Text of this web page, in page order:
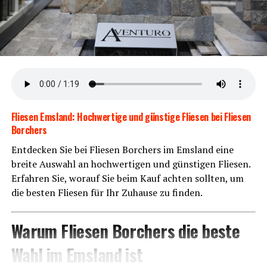
tet weni­ger War­tung und mehr Fahrspaß.
KOGA Evia
Opti­ma­ler Fahr­kom­fort mit KOGA
Evia aus dem Emsland
Flie­sen Ems­land: Hoch­wer­ti­ge und güns­ti­ge Flie­sen bei Flie­sen
Borchers
Ent­de­cken Sie bei Flie­sen Bor­chers im Ems­land eine
brei­te Aus­wahl an hoch­wer­ti­gen und güns­ti­gen Flie­sen.
Erfah­ren Sie, wor­auf Sie beim Kauf ach­ten soll­ten, um
die bes­ten Flie­sen für Ihr Zuhau­se zu finden.
War­um Flie­sen Bor­chers die bes­te
Wahl im Ems­land ist